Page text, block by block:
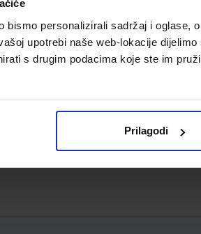
bismo personalizirali sadržaj i oglase,
upotrebi naše web-lokacije
s drugim podacima koje ste im
Prilagodi
te ink-jet pisačima; kutija od 100